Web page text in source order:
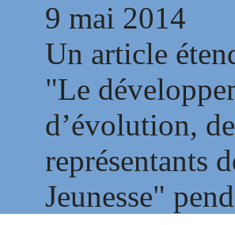
9 mai 2014
Un article
"Le
d’évolution,
représentants
Jeunesse"